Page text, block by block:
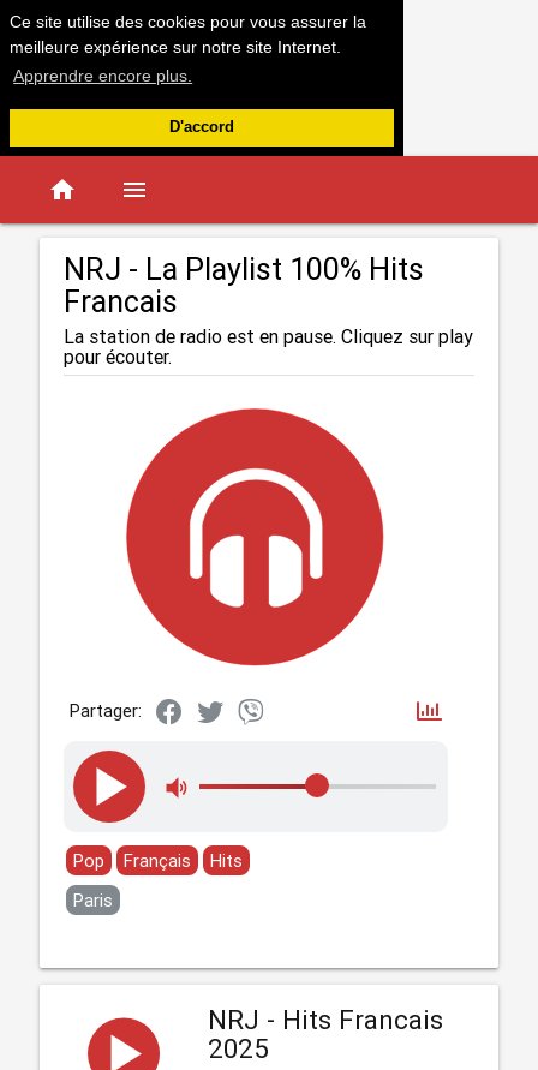
Ce site utilise des cookies pour vous assurer la
meilleure expérience sur notre site Internet.
Apprendre encore plus.
D'accord
home menu
NRJ - La Playlist 100% Hits
Francais
La station de radio est en pause. Cliquez sur play
pour écouter.
Partager:
Pop Français
Hits
Paris
NRJ - Hits Francais
2025